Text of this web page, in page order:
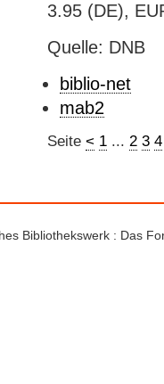
3.95 (DE),
Quelle: DNB
biblio-net
mab2
Seite < 1... 2 3 4
Bibliothekswerk : Das